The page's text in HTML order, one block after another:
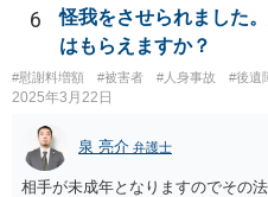
十分に打ち合わせをすることが重
6
怪我をさせられました
はもらえますか？
#慰謝料増額 #被害者 #人身事故 #後遺
2025年3月22日
泉 亮介 弁護士
相手が未成年となりますのでその